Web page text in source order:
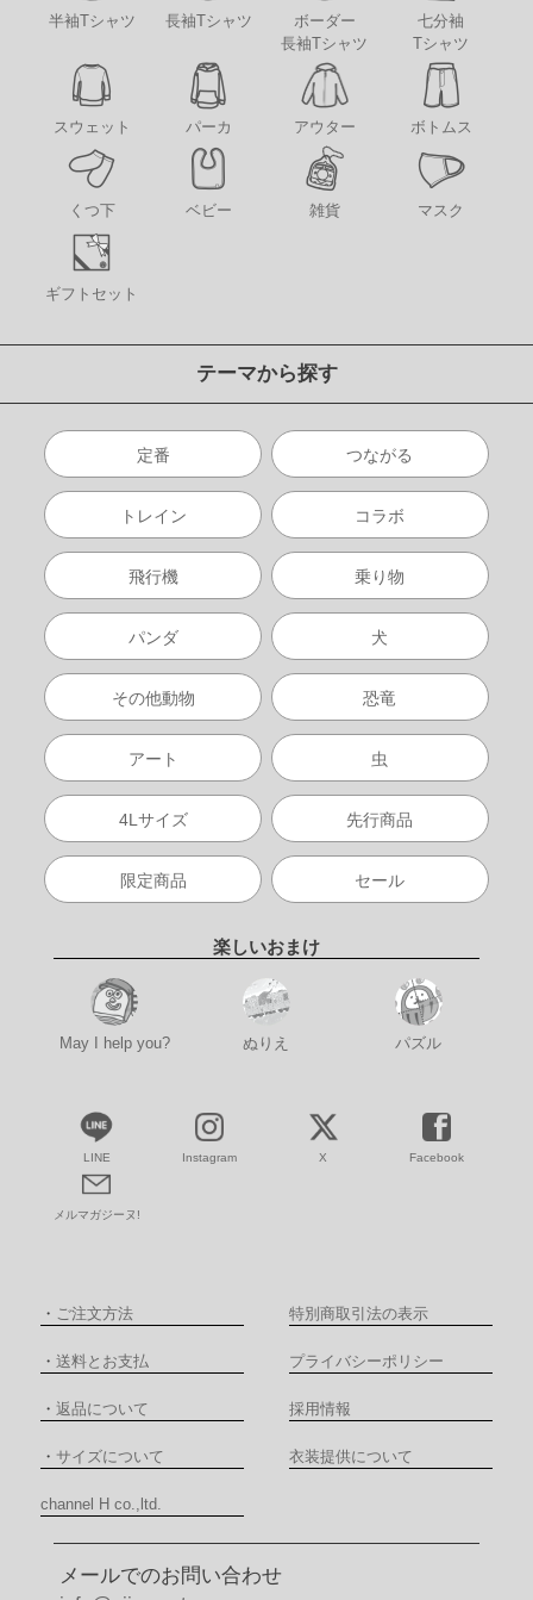
半袖Tシャツ 長袖Tシャツ
ボーダー
長袖Tシャツ
七分袖
Tシャツ
スウェット パーカ アウター ボトムス
くつ下 ベビー 雑貨 マスク
ギフトセット
テーマから探す
定番 つながる
トレイン コラボ
飛行機 乗り物
パンダ 犬
その他動物 恐竜
アート 虫
4Lサイズ 先行商品
限定商品 セール
楽しいおまけ
May I help you? ぬりえ パズル
LINE Instagram X Facebook
メルマガジーヌ!
・ ご注文方法 特別商取引法の表示
・ 送料とお支払 プライバシーポリシー
・ 返品について 採用情報
・ サイズについて 衣装提供について
channel H co.,ltd.
メールでのお問い合わせ